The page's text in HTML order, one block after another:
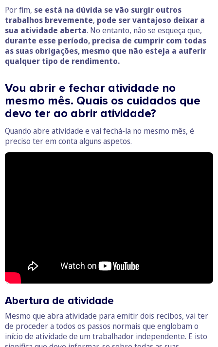
Por fim, se está na dúvida se vão surgir outros
trabalhos brevemente, pode ser vantajoso deixar a
sua atividade aberta. No entanto, não se esqueça que,
durante esse período, precisa de cumprir com todas
as suas obrigações, mesmo que não esteja a auferir
qualquer tipo de rendimento.
Vou abrir e fechar atividade no
mesmo mês. Quais os cuidados que
devo ter ao abrir atividade?
Quando abre atividade e vai fechá-la no mesmo mês, é
preciso ter em conta alguns aspetos.
Abertura de atividade
Mesmo que abra atividade para emitir dois recibos, vai ter
de proceder a todos os passos normais que englobam o
início de atividade de um trabalhador independente. E isto